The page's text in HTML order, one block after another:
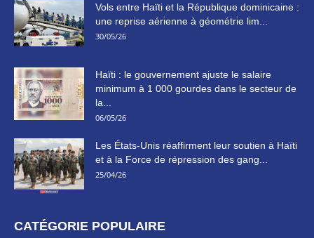
Vols entre Haïti et la République dominicaine :
une reprise aérienne à géométrie lim...
30/05/26
Haïti : le gouvernement ajuste le salaire
minimum à 1 000 gourdes dans le secteur de
la...
06/05/26
Les États-Unis réaffirment leur soutien à Haïti
et à la Force de répression des gang...
25/04/26
CATÉGORIE POPULAIRE